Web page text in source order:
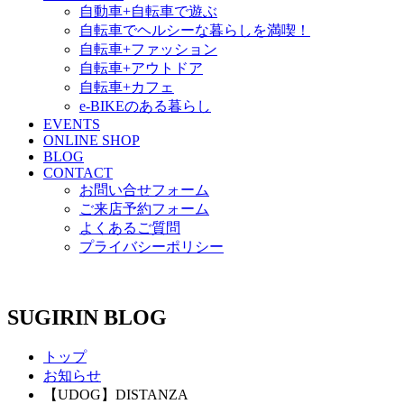
自動車+自転車で遊ぶ
自転車でヘルシーな暮らしを満喫！
自転車+ファッション
自転車+アウトドア
自転車+カフェ
e-BIKEのある暮らし
EVENTS
ONLINE SHOP
BLOG
CONTACT
お問い合せフォーム
ご来店予約フォーム
よくあるご質問
プライバシーポリシー
SUGIRIN BLOG
トップ
お知らせ
【UDOG】DISTANZA